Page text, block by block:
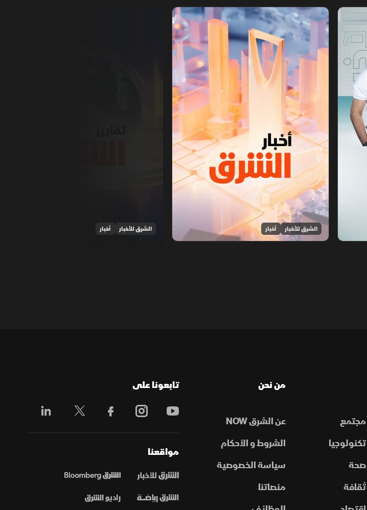
أخبار الشرق
الشرق للأخبار أخبار الشرق للأخبار أخبار
مجتمع
تكنولوجيا
صحة
ثقافة
من نحن
عن الشرق NOW
الشروط و الأحكام
سياسة الخصوصية
منصاتنا
تابعونا على
مواقعنا